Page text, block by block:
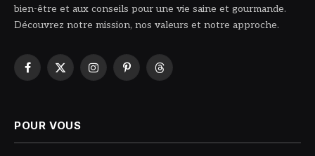
bien-être et aux conseils pour une vie saine et gourmande.
Découvrez notre mission, nos valeurs et notre approche.
Facebook
X
InstagramPinterestThreads
POUR VOUS